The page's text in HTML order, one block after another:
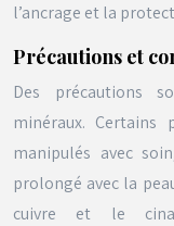
l’ancrage et la
Précautions et
Des précautions
minéraux.
manipulés avec
prolongé avec la
cuivre et le